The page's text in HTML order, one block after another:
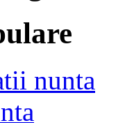
nunta